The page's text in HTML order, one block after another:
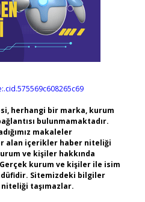
herhangi bir marka, kurum
bulunmamaktadır.
makaleler
alan içerikler haber niteliği
ve kişiler hakkında
kurum ve kişiler ile isim
Sitemizdeki bilgiler
taşımazlar.